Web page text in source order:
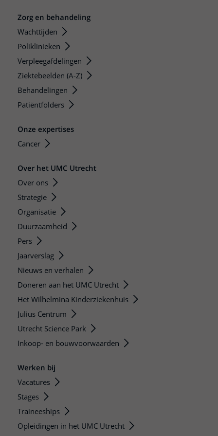
Zorg en behandeling
Wachttijden
Poliklinieken
Verpleegafdelingen
Ziektebeelden (A-Z)
Behandelingen
Patiëntfolders
Onze expertises
Cancer
Over het UMC Utrecht
Over ons
Strategie
Organisatie
Duurzaamheid
Pers
Jaarverslag
Nieuws en verhalen
Doneren aan het UMC Utrecht
Het Wilhelmina Kinderziekenhuis
Julius Centrum
Utrecht Science Park
Inkoop- en bouwvoorwaarden
Werken bij
Vacatures
Stages
Traineeships
Opleidingen in het UMC Utrecht